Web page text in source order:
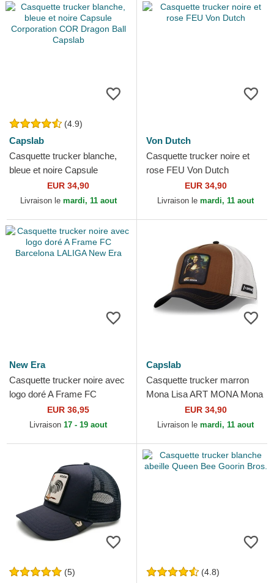
(4.9)
Capslab
Casquette trucker blanche,
bleue et noire Capsule
Corporation COR Dragon
Ball Capslab
EUR 34,90
Livraison le mardi, 11 aout
Von Dutch
Casquette trucker noire et
rose FEU Von Dutch
EUR 34,90
Livraison le mardi, 11 aout
New Era
Casquette trucker noire avec
logo doré A Frame FC
Barcelona LALIGA New Era
EUR 36,95
Livraison 17 - 19 aout
Capslab
Casquette trucker marron
Mona Lisa ART MONA Mona
Gringa Famous Capslab
EUR 34,90
Livraison le mardi, 11 aout
(5) (4.8)